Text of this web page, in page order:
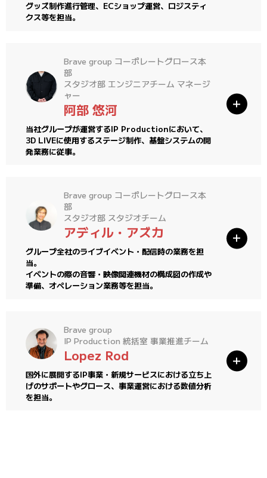
グッズ制作進行管理、ECショップ運営、ロジスティ
クス等を担当。
Brave group コーポレートグロース本
部
スタジオ部 エンジニアチーム マネージ
ャー
阿部 悠河
当社グループが運営するIP Productionにおいて、
3D LIVEに使用するステージ制作、基盤システムの開
発業務に従事。
Brave group コーポレートグロース本
部
スタジオ部 スタジオチーム
アディル・アズカ
グループ全社のライブイベント・配信時の業務を担
当。
イベントの際の音響・映像関連機材の構成図の作成や
準備、オペレーション業務等を担当。
Brave group
IP Production 統括室 事業推進チーム
Lopez Rod
国外に展開するIP事業・新規サービスにおける立ち上
げのサポートやグロース、事業運営における数値分析
を担当。